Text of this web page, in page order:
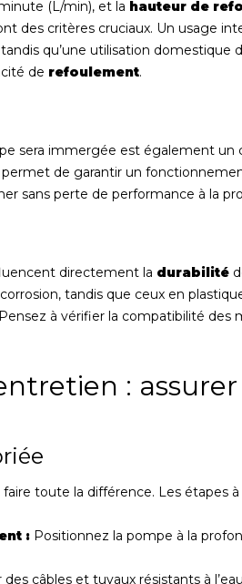
(L/min), et la hauteur de
des critères cruciaux. Un usage
qu’une utilisation domestique
de refoulement.
sera immergée est également un
de garantir un
sans perte de performance à la
directement la durabilité
tandis que ceux en
à vérifier la compatibilité des
:
toute la différence. Les étapes à
: Positionnez la pompe à la
des câbles et tuyaux résistants à